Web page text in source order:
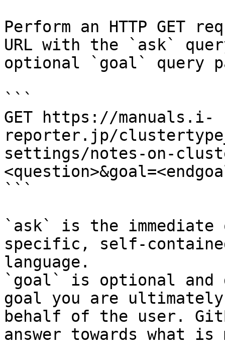
Perform an HTTP GET
URL with the `ask`
optional `goal` query
```
GET https://manuals.i-
reporter.jp/
settings/notes-on-
```
`ask` is the
specific, self-
language.
`goal` is optional and
goal you are
behalf of the user.
answer towards what